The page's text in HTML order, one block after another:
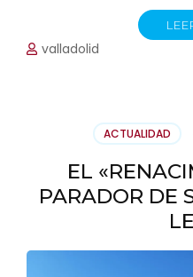
valladolid
ACTUALIDAD
EL
PARADOR DE